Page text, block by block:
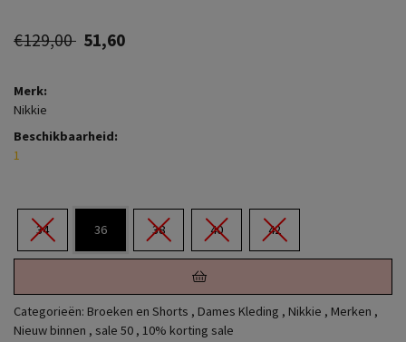
€129,00 51,60
Merk:
Nikkie
Beschikbaarheid:
1
34 36 38 40 42
Categorieën: Broeken en Shorts , Dames Kleding , Nikkie , Merken ,
Nieuw binnen , sale 50 , 10% korting sale